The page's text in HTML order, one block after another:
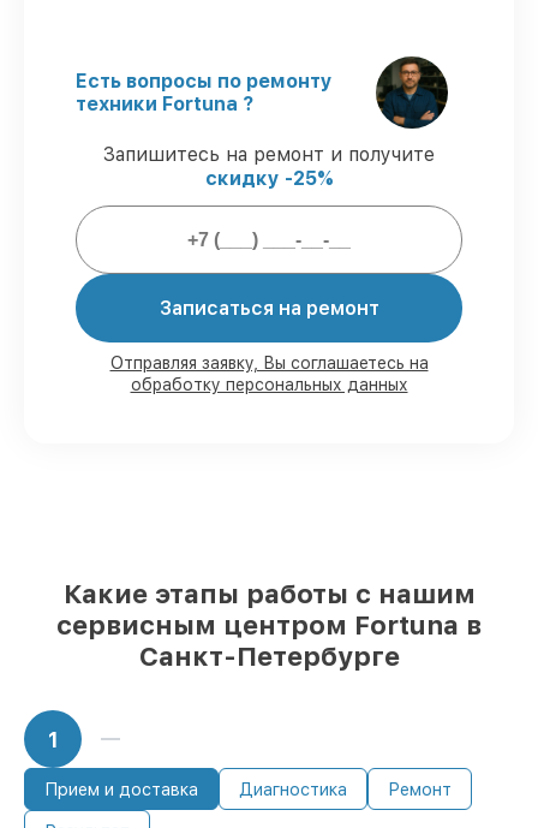
Завершаем работы без задержек
ремонт тепловизоров Fortuna в
оговоренные сроки.
– на все
виды работ и комплектующие для
тепловизоров Fortuna предоставляется
Мы гарантируем:
80%
ремонтов по ремонту исполняются
с возможностью присутствия владельца
90%комплектующих Fortuna в наличии
же день, если мастер начинает работу
сразу
Есть вопросы по ремонту
техники Fortuna ?
Запишитесь на ремонт и получите
скидку -25%
Записаться на ремонт
Отправляя заявку, Вы соглашаетесь на
обработку персональных данных
Какие этапы работы с нашим
сервисным центром Fortuna в
Санкт-Петербурге
1
Прием и доставка Диагностика Ремонт